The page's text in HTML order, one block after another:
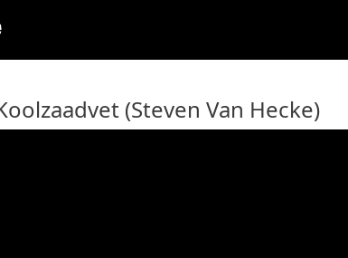
(Steven Van Hecke)